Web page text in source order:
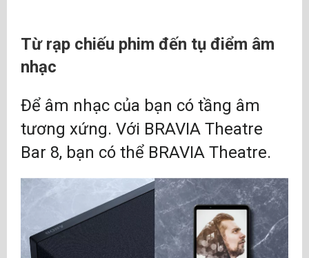
Từ rạp chiếu phim đến tụ điểm âm
nhạc
Để âm nhạc của bạn có tầng âm
tương xứng. Với BRAVIA Theatre
Bar 8, bạn có thể BRAVIA Theatre.